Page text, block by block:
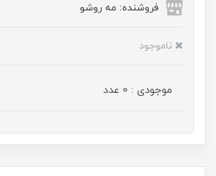
فروشنده: مه رو‌شو
ناموجود
موجودی : 0 عدد